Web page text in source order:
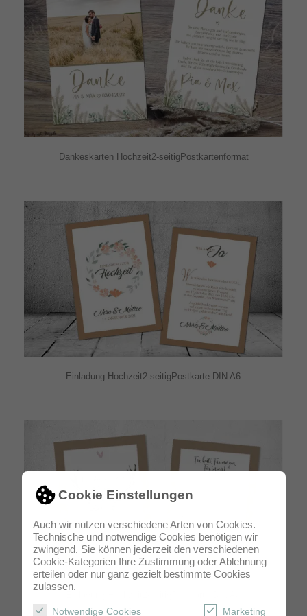
Cookie Einstellungen
Auch wir nutzen verschiedene Arten von Cookies.
Technische und notwendige Cookies benötigen wir
zwingend. Sie können jederzeit den verschiedenen
Cookie-Kategorien Ihre Zustimmung oder Ablehnung
erteilen oder nur ganz gezielt bestimmte Cookies
zulassen.
Notwendige Cookies Marketing
Dankeskarten Hochzeit2-seitigPostkartenformat
Einladung Hochzeit2-seitigPostkarte DIN A6